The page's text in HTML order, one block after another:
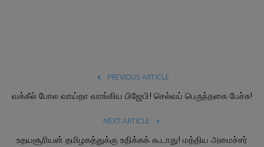
PREVIOUS ARTICLE
வக்கீல் போல வாய்தா வாங்கிய பிஜேபி! செல்வப் பெருந்தகை பேச்சு!
NEXT ARTICLE
உதயசூரியன் தமிழகத்துக்கு உதிக்கக் கூடாது! மத்திய அமைச்சர்